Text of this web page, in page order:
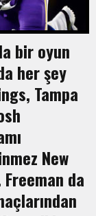
bir oyun
her şey
Tampa
New
da